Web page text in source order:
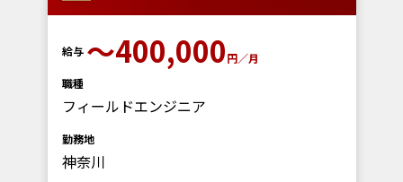
給与 〜400,000円／月
職種
フィールドエンジニア
勤務地
神奈川